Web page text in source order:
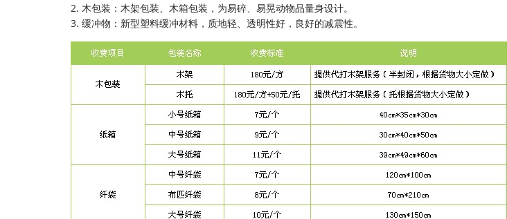
2. 木包装：木架包装、木箱包装，为易碎、易晃动物品量身设计。
3. 缓冲物：新型塑料缓冲材料，质地轻、透明性好，良好的减震性。